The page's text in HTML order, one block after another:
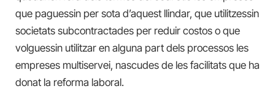
que paguessin per sota d’aquest llindar, que utilitzessin
societats subcontractades per reduir costos o que
volguessin utilitzar en alguna part dels processos les
empreses multiservei, nascudes de les facilitats que ha
donat la reforma laboral.